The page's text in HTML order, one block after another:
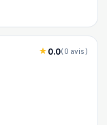
0.0(0 avis)